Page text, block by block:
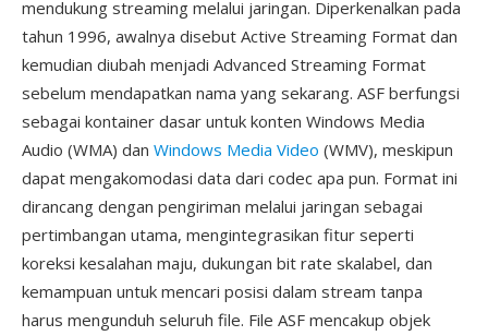
mendukung streaming melalui jaringan. Diperkenalkan pada
tahun 1996, awalnya disebut Active Streaming Format dan
kemudian diubah menjadi Advanced Streaming Format
sebelum mendapatkan nama yang sekarang. ASF berfungsi
sebagai kontainer dasar untuk konten Windows Media
Audio (WMA) dan Windows Media Video (WMV), meskipun
dapat mengakomodasi data dari codec apa pun. Format ini
dirancang dengan pengiriman melalui jaringan sebagai
pertimbangan utama, mengintegrasikan fitur seperti
koreksi kesalahan maju, dukungan bit rate skalabel, dan
kemampuan untuk mencari posisi dalam stream tanpa
harus mengunduh seluruh file. File ASF mencakup objek